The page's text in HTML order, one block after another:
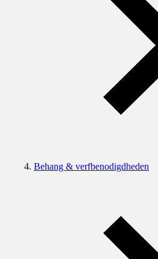
Behang & verfbenodigdheden